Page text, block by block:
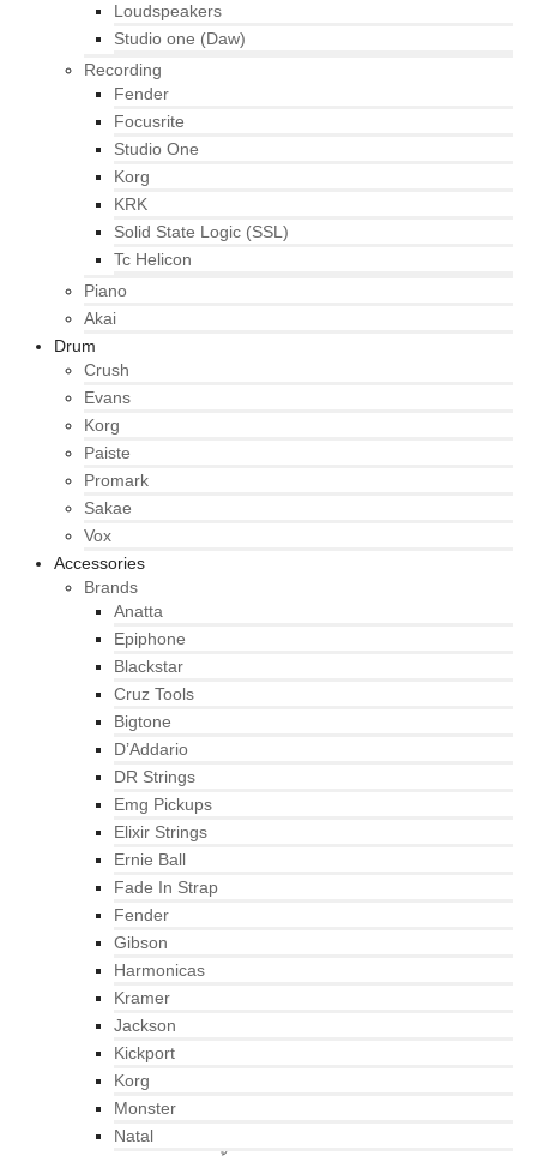
Loudspeakers
Studio one (Daw)
Recording
Fender
Focusrite
Studio One
Korg
KRK
Solid State Logic (SSL)
Tc Helicon
Piano
Akai
Drum
Crush
Evans
Korg
Paiste
Promark
Sakae
Vox
Accessories
Brands
Anatta
Epiphone
Blackstar
Cruz Tools
Bigtone
D’Addario
DR Strings
Emg Pickups
Elixir Strings
Ernie Ball
Fade In Strap
Fender
Gibson
Harmonicas
Kramer
Jackson
Kickport
Korg
Monster
Natal